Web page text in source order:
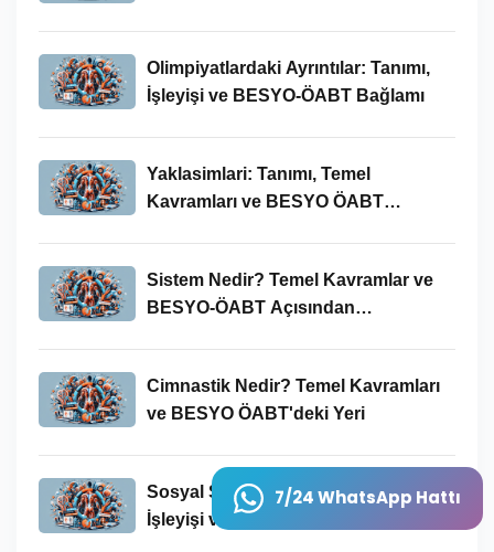
7/24 WhatsApp Hattı
Olimpiyatlardaki Ayrıntılar: Tanımı,
İşleyişi ve BESYO-ÖABT Bağlamı
Yaklasimlari: Tanımı, Temel
Kavramları ve BESYO ÖABT
Sistem Nedir? Temel Kavramlar ve
BESYO-ÖABT Açısından
Cimnastik Nedir? Temel Kavramları
ve BESYO ÖABT'deki Yeri
Sosyal Sorumluluk Nedir? Tanımı,
İşleyişi ve BESYO-ÖABT